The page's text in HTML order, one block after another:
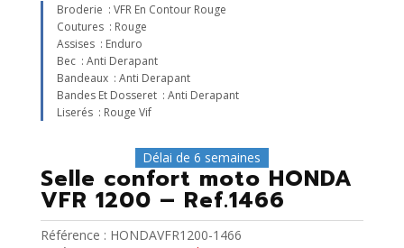
Broderie : VFR En Contour Rouge
Coutures : Rouge
Assises : Enduro
Bec : Anti Derapant
Bandeaux : Anti Derapant
Bandes Et Dosseret : Anti Derapant
Liserés : Rouge Vif
Délai de 6 semaines
Selle confort moto HONDA
VFR 1200 – Ref.1466
Référence : HONDAVFR1200-1466